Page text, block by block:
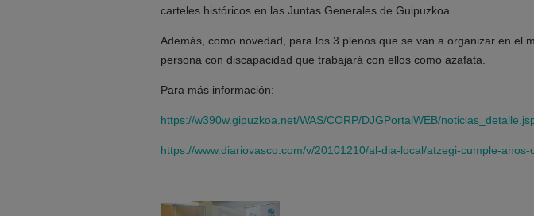
carteles históricos en las Juntas Generales de Guipuzkoa.
Además, como novedad, para los 3 plenos que se van a organizar en el
persona con discapacidad que trabajará con ellos como azafata.
Para más información:
https://w390w.gipuzkoa.net/WAS/CORP/DJGPortalWEB/
https://www.diariovasco.com/v/20101210/al-dia-local/atzegi-cumple-